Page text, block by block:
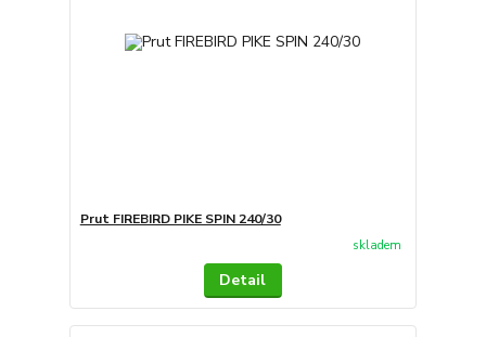
Prut FIREBIRD PIKE SPIN 240/30
skladem
Detail